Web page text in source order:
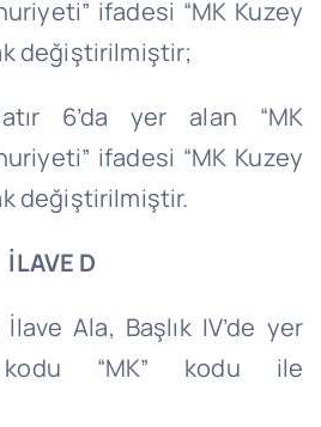
ifadesi “MK Kuzey
değiştirilmiştir;
6’da yer alan “MK
ifadesi “MK Kuzey
değiştirilmiştir.
İLAVE D
Ala, Başlık IV’de yer
kodu “MK” kodu ile